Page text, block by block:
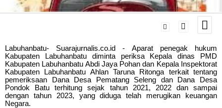
Labuhanbatu- Suarajurnalis.co.id - Aparat penegak hukum
Kabupaten Labuhanbatu diminta periksa Kepala dinas PMD
Kabupaten Labuhanbatu Abdi Jaya Pohan dan Kepala Inspektorat
Kabupaten Labuhanbatu Ahlan Taruna Ritonga terkait tentang
pemeriksaan Dana Desa Pematang Seleng dan Dana Desa
Pondok Batu terhitung sejak tahun 2021, 2022 dan sampai
dengan tahun 2023, yang diduga telah merugikan keuangan
Negara.